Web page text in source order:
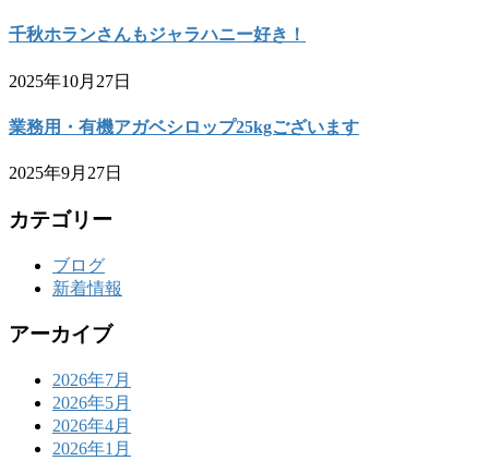
千秋ホランさんもジャラハニー好き！
2025年10月27日
業務用・有機アガベシロップ25kgございます
2025年9月27日
カテゴリー
ブログ
新着情報
アーカイブ
2026年7月
2026年5月
2026年4月
2026年1月